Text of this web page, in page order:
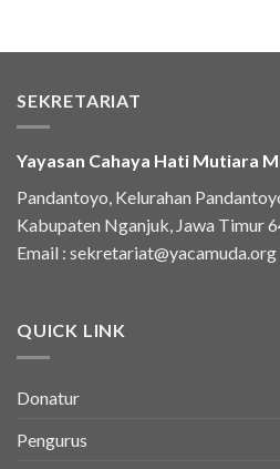
SEKRETARIAT
Yayasan Cahaya Hati Mutiara
Pandantoyo, Kelurahan
Kabupaten Nganjuk, Jawa Timur
Email : sekretariat@yacamuda.org
QUICK LINK
Donatur
Pengurus